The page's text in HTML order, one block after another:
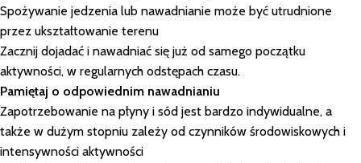
Spożywanie jedzenia lub nawadnianie może być utrudnione
przez ukształtowanie terenu
Zacznij dojadać i nawadniać się już od samego początku
aktywności, w regularnych odstępach czasu.
Pamiętaj o odpowiednim nawadnianiu
Zapotrzebowanie na płyny i sód jest bardzo indywidualne, a
także w dużym stopniu zależy od czynników środowiskowych i
intensywności aktywności